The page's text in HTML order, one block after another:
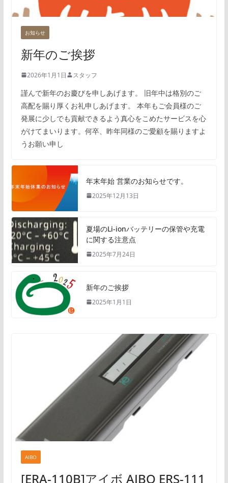
お知らせ
新年のご挨拶
2026年1月1日 スタッフ
謹んで新年のお慶びを申しあげます。 旧年中は格別のご
高配を賜り厚くお礼申しあげます。 本年もご会員様のご
発展に少しでも貢献できるよう真心をこめたサービスを心
がけてまいります。何卒、昨年同様のご愛顧を賜りますよ
うお願い申し
年末年始 営業のお知らせです。
2025年12月13日
夏場のLi-ionバッテリーの保管や充電
に関する注意点
2025年7月24日
新年のご挨拶
2025年1月1日
AIBO
[ERA-110B]アイボ AIBO ERS-111